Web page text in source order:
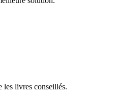
les livres conseillés.